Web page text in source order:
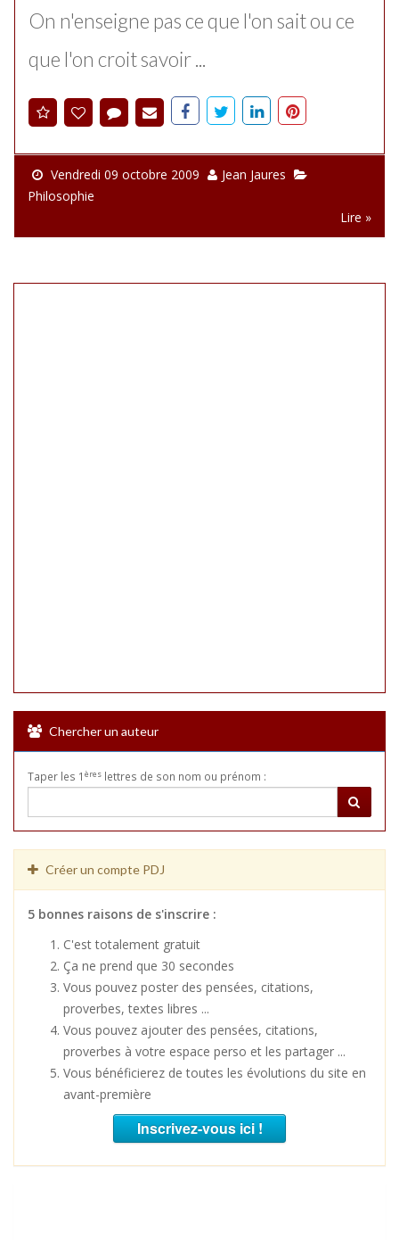
On n'enseigne pas ce que l'on sait ou ce
que l'on croit savoir ...
Vendredi 09 octobre 2009
Jean Jaures
Philosophie
Lire »
Chercher un auteur
Taper les 1 ères lettres de son nom ou prénom :
Créer un compte PDJ
5 bonnes raisons de s'inscrire :
C'est totalement gratuit
Ça ne prend que 30 secondes
Vous pouvez poster des pensées, citations,
proverbes, textes libres ...
Vous pouvez ajouter des pensées, citations,
proverbes à votre espace perso et les partager ...
Vous bénéficierez de toutes les évolutions du site en
avant-première
Inscrivez-vous ici !